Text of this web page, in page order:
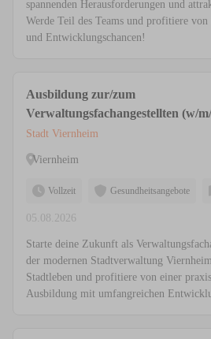
spannenden Herausforderungen und
Werde Teil des Teams und profitiere
und Entwicklungschancen!
Ausbildung zur/zum
Verwaltungsfachangestellten (w/
Stadt Viernheim
Viernheim
Vollzeit Gesundheitsangebote
05.08.2026
Starte deine Zukunft als
der modernen Stadtverwaltung
Stadtleben und profitiere von einer
Ausbildung mit umfangreichen